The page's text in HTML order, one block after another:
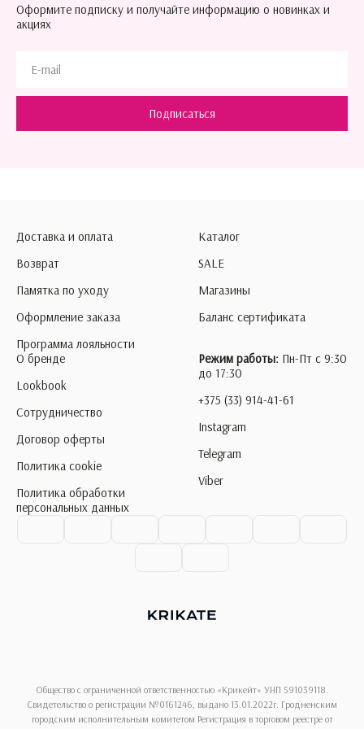
Оформите подписку и получайте информацию о новинках и
акциях
Подписаться
Доставка и оплата
Возврат
Памятка по уходу
Оформление заказа
Программа лояльности
Каталог
SALE
Магазины
Баланс сертификата
О бренде
Lookbook
Сотрудничество
Договор оферты
Политика cookie
Политика обработки
персональных данных
Режим работы: Пн-Пт с 9:30
до 17:30
+375 (33) 914-41-61
Instagram
Telegram
Viber
Общество с ограниченной ответственностью «Крикейт» УНП 591039118.
Свидетельство о регистрации №0161246, выдано 13.01.2022г. Гродненским
городским исполнительным комитетом Регистрация в торговом реестре от